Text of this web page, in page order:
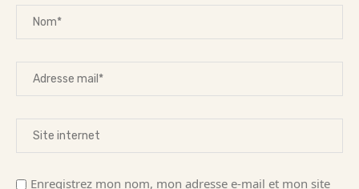
Enregistrez mon nom, mon adresse e-mail et mon site